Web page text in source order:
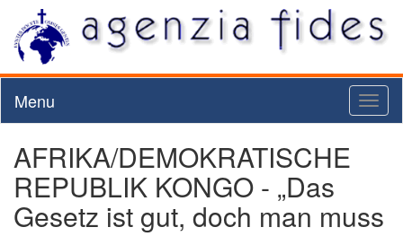
Menu
AFRIKA/DEMOKRATISCHE
REPUBLIK KONGO - „Das
Gesetz ist gut, doch man muss